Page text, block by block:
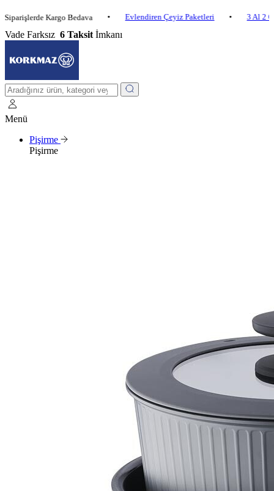
Kargo Bedava • Evlendiren Çeyiz Paketleri • 3 Al 2 Öde
Vade Farksız 6 Taksit İmkanı
Menü
Pişirme
Pişirme